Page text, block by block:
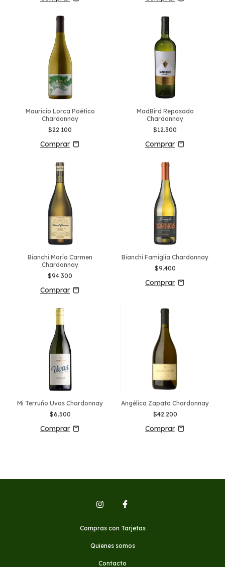
Mauricio Lorca Poético
Chardonnay
$22.100
MadBird Reposado
Chardonnay
$12.300
Bianchi María Carmen
Chardonnay
$94.300
Bianchi Famiglia Chardonnay
$9.400
Mi Terruño Uvas Chardonnay
$6.500
Angélica Zapata Chardonnay
$42.200
Compras con Tarjetas
Quienes somos
Contacto